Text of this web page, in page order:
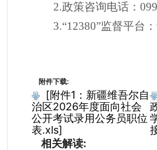
2.政策咨询电话：
3.“12380”监督平台：
附件下载:
[附件1：新疆维吾尔自
治区2026年度面向社会
公开考试录用公务员职位
表.xls]
相关解读: